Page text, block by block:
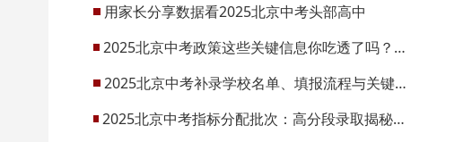
用家长分享数据看2025北京中考头部高中
2025北京中考政策这些关键信息你吃透了吗？2026可参考
2025北京中考补录学校名单、填报流程与关键节点
2025北京中考指标分配批次：高分段录取揭秘，校排成关键